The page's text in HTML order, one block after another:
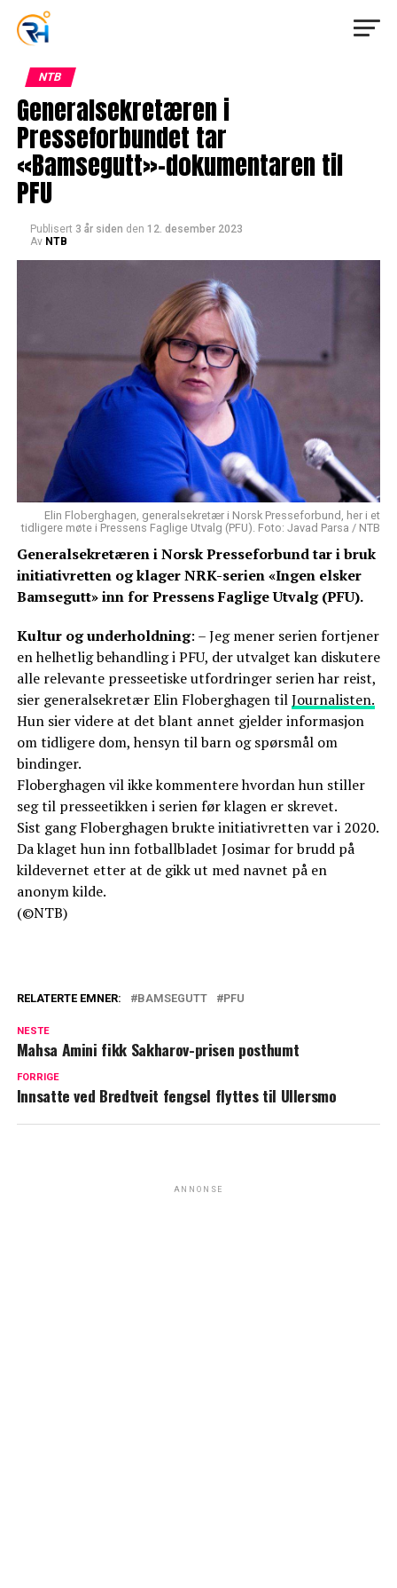
NTB
Generalsekretæren i
Presseforbundet tar
«Bamsegutt»-dokumentaren til
PFU
Publisert 3 år siden den 12. desember 2023
Av NTB
Elin Floberghagen, generalsekretær i Norsk Presseforbund, her i et
tidligere møte i Pressens Faglige Utvalg (PFU). Foto: Javad Parsa / NTB
Generalsekretæren i Norsk Presseforbund tar i bruk
initiativretten og klager NRK-serien «Ingen elsker
Bamsegutt» inn for Pressens Faglige Utvalg (PFU).
Kultur og underholdning: – Jeg mener serien fortjener
en helhetlig behandling i PFU, der utvalget kan diskutere
alle relevante presseetiske utfordringer serien har reist,
sier generalsekretær Elin Floberghagen tilJournalisten.
Hun sier videre at det blant annet gjelder informasjon
om tidligere dom, hensyn til barn og spørsmål om
bindinger.
Floberghagen vil ikke kommentere hvordan hun stiller
seg til presseetikken i serien før klagen er skrevet.
Sist gang Floberghagen brukte initiativretten var i 2020.
Da klaget hun inn fotballbladet Josimar for brudd på
kildevernet etter at de gikk ut med navnet på en
anonym kilde.
(©NTB)
RELATERTE EMNER: BAMSEGUTT PFU
NESTE
Mahsa Amini fikk Sakharov-prisen posthumt
FORRIGE
Innsatte ved Bredtveit fengsel flyttes til Ullersmo
ANNONSE